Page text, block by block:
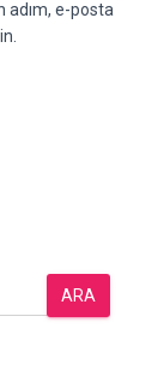
adım, e-posta
ARA